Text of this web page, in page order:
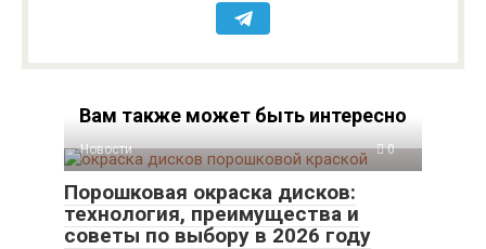
Вам также может быть интересно
Новости 0
Порошковая окраска дисков:
технология, преимущества и
советы по выбору в 2026 году